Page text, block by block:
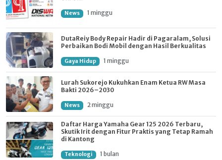
News 1 minggu
DutaReiy Body Repair Hadir di Pagaralam, Solusi
Perbaikan Bodi Mobil dengan Hasil Berkualitas
Gaya Hidup 1 minggu
Lurah Sukorejo Kukuhkan Enam Ketua RW Masa
Bakti 2026–2030
News 2 minggu
Daftar Harga Yamaha Gear 125 2026 Terbaru,
Skutik Irit dengan Fitur Praktis yang Tetap Ramah
di Kantong
Teknologi 1 bulan